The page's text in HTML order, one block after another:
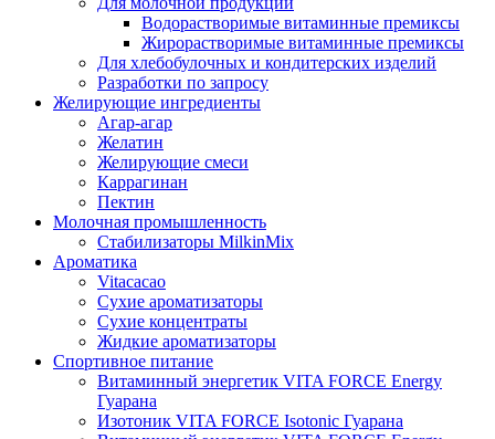
Водорастворимые витаминные премиксы
Жирорастворимые витаминные премиксы
Для хлебобулочных и кондитерских изделий
Разработки по запросу
Желирующие ингредиенты
Агар-агар
Желатин
Желирующие смеси
Каррагинан
Пектин
Молочная промышленность
Стабилизаторы MilkinMix
Ароматика
Vitacacao
Сухие ароматизаторы
Сухие концентраты
Жидкие ароматизаторы
Спортивное питание
Витаминный энергетик VITA FORCE Energy
Гуарана
Изотоник VITA FORCE Isotonic Гуарана